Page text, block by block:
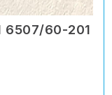
6507/60-201